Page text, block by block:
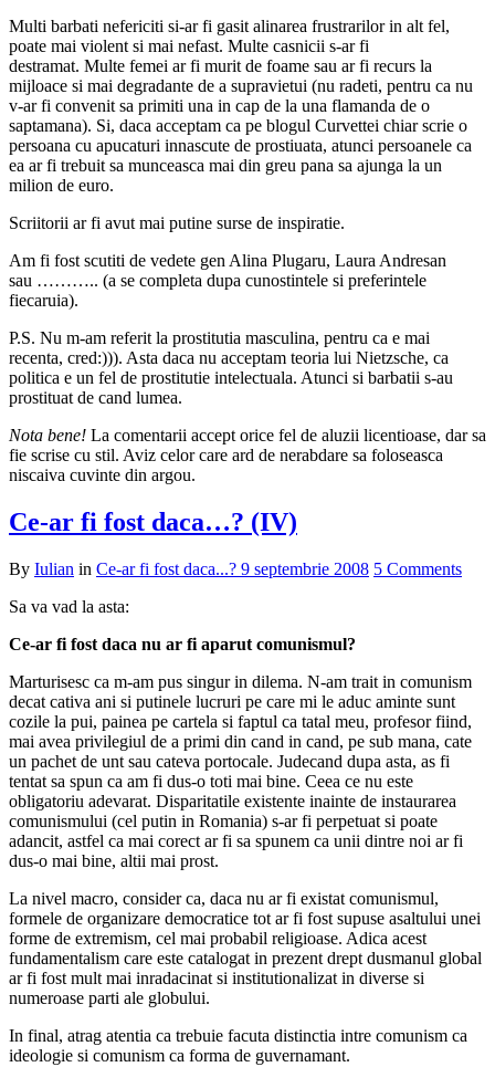
Multi barbati nefericiti si-ar fi gasit alinarea frustrarilor in alt fel,
poate mai violent si mai nefast. Multe casnicii s-ar fi
destramat. Multe femei ar fi murit de foame sau ar fi recurs la
mijloace si mai degradante de a supravietui (nu radeti, pentru ca nu
v-ar fi convenit sa primiti una in cap de la una flamanda de o
saptamana). Si, daca acceptam ca pe blogul Curvettei chiar scrie o
persoana cu apucaturi innascute de prostiuata, atunci persoanele ca
ea ar fi trebuit sa munceasca mai din greu pana sa ajunga la un
milion de euro.
Scriitorii ar fi avut mai putine surse de inspiratie.
Am fi fost scutiti de vedete gen Alina Plugaru, Laura Andresan
sau ……….. (a se completa dupa cunostintele si preferintele
fiecaruia).
P.S. Nu m-am referit la prostitutia masculina, pentru ca e mai
recenta, cred:))). Asta daca nu acceptam teoria lui Nietzsche, ca
politica e un fel de prostitutie intelectuala. Atunci si barbatii s-au
prostituat de cand lumea.
Nota bene! La comentarii accept orice fel de aluzii licentioase, dar sa
fie scrise cu stil. Aviz celor care ard de nerabdare sa foloseasca
niscaiva cuvinte din argou.
Ce-ar fi fost daca…? (IV)
By Iulian in Ce-ar fi fost daca...? 9 septembrie 2008 5 Comments
Sa va vad la asta:
Ce-ar fi fost daca nu ar fi aparut comunismul?
Marturisesc ca m-am pus singur in dilema. N-am trait in comunism
decat cativa ani si putinele lucruri pe care mi le aduc aminte sunt
cozile la pui, painea pe cartela si faptul ca tatal meu, profesor fiind,
mai avea privilegiul de a primi din cand in cand, pe sub mana, cate
un pachet de unt sau cateva portocale. Judecand dupa asta, as fi
tentat sa spun ca am fi dus-o toti mai bine. Ceea ce nu este
obligatoriu adevarat. Disparitatile existente inainte de instaurarea
comunismului (cel putin in Romania) s-ar fi perpetuat si poate
adancit, astfel ca mai corect ar fi sa spunem ca unii dintre noi ar fi
dus-o mai bine, altii mai prost.
La nivel macro, consider ca, daca nu ar fi existat comunismul,
formele de organizare democratice tot ar fi fost supuse asaltului unei
forme de extremism, cel mai probabil religioase. Adica acest
fundamentalism care este catalogat in prezent drept dusmanul global
ar fi fost mult mai inradacinat si institutionalizat in diverse si
numeroase parti ale globului.
In final, atrag atentia ca trebuie facuta distinctia intre comunism ca
ideologie si comunism ca forma de guvernamant.